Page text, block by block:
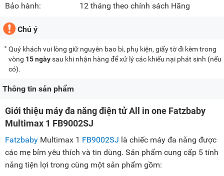
Bảo hành: 12 tháng theo chính sách Hãng
Chú ý
Quý khách vui lòng giữ nguyên bao bì, phụ kiện, giấy tờ đi kèm trong
vòng 15 ngàysau khi nhận hàng để xử lý các khiếu nại phát sinh (nếu
có).
Thông tin sản phẩm
Giới thiệu máy đa năng điện tử All in one Fatzbaby
Multimax 1 FB9002SJ
Fatzbaby Multimax 1 FB9002SJ là chiếc máy đa năng được
các mẹ bỉm yêu thích và tin dùng. Sản phẩm cung cấp 5 tính
năng tiện lợi trong cùng một sản phẩm gồm: